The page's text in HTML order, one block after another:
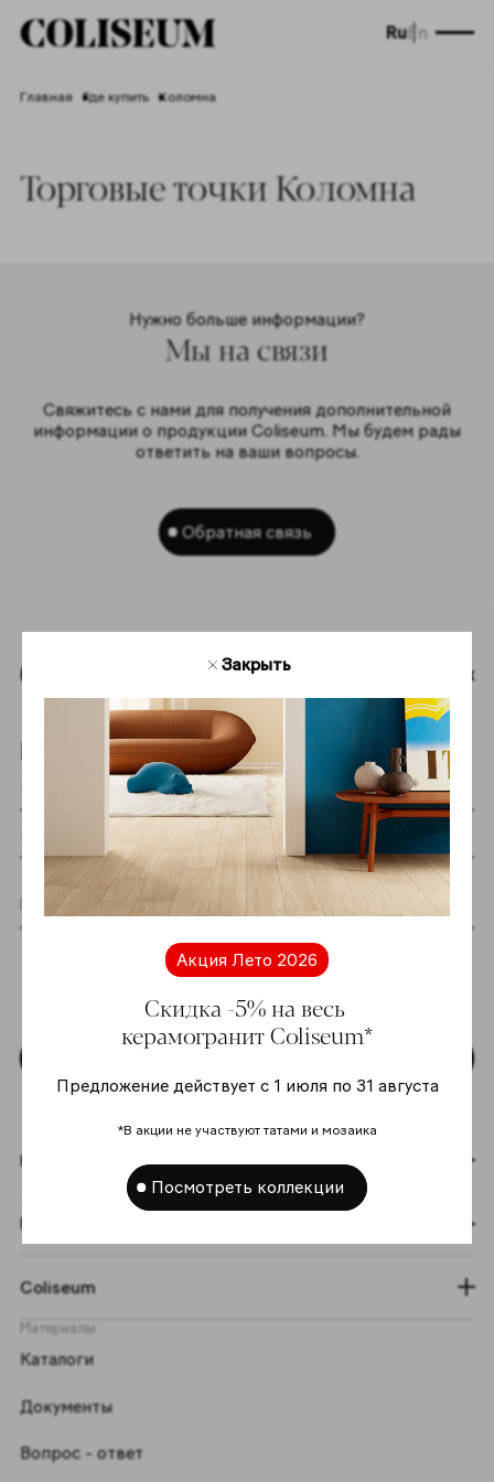
RuEn
Главная Где купить Коломна
Торговые точки Коломна
Нужно больше информации?
Мы на связи
Свяжитесь с нами для получения дополнительной
информации о продукции Coliseum. Мы будем рады
ответить на ваши вопросы.
Обратная связь
Закрыть
Акция Лето 2026
Скидка -5% на весь
керамогранит Coliseum*
Предложение действует с 1 июля по 31 августа
*В акции не участвуют татами и мозаика
Посмотреть коллекции
Наверх
Подпишитесь на новостную рассылку
Я даю согласие на хранение и обработку
моих персональных данных согласно
Политике в отношении обработки
персональных данных*
Коллекции
Графический эффект
Coliseum
Материалы
Каталоги
Документы
Вопрос - ответ